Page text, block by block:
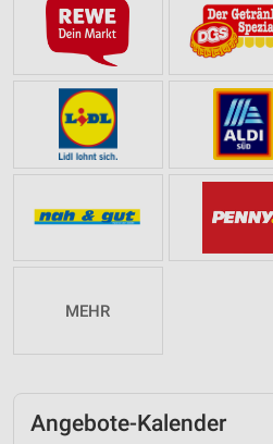
MEHR
Angebote-Kalender